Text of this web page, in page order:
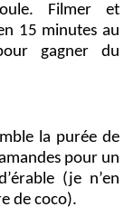
Filmer et
15 minutes au
gagner du
la purée de
pour un
(je n’en
de coco).